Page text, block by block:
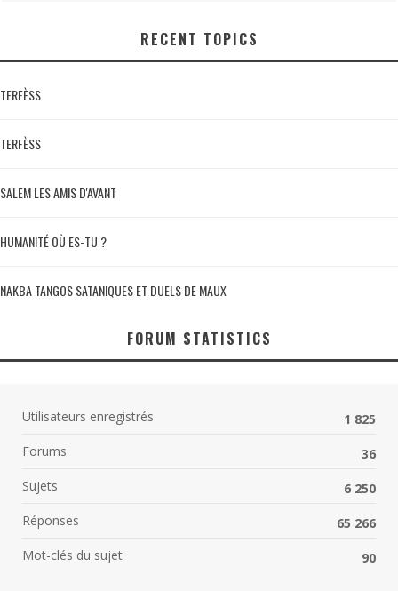
RECENT TOPICS
TERFÈSS
TERFÈSS
SALEM LES AMIS D'AVANT
HUMANITÉ OÙ ES-TU ?
NAKBA TANGOS SATANIQUES ET DUELS DE MAUX
FORUM STATISTICS
Utilisateurs enregistrés
1 825
Forums
36
Sujets
6 250
Réponses
65 266
Mot-clés du sujet
90